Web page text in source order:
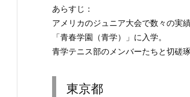
あらすじ：
アメリカのジュニア大会で数々の実
「青春学園（青学）」に入学。
青学テニス部のメンバーたちと切磋
東京都